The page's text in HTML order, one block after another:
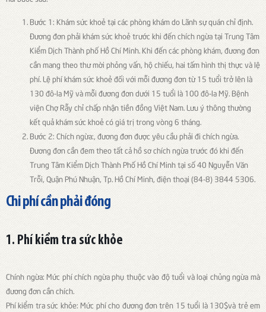
Bước 1: Khám sức khoẻ tại các phòng khám do Lãnh sự quán chỉ định.
Đương đơn phải khám sức khoẻ trước khi đến chích ngừa tại Trung Tâm
Kiểm Dịch Thành phố Hồ Chí Minh. Khi đến các phòng khám, đương đơn
cần mang theo thư mời phỏng vấn, hộ chiếu, hai tấm hình thị thực và lệ
phí. Lệ phí khám sức khoẻ đối với mỗi đương đơn từ 15 tuổi trở lên là
130 đô-la Mỹ và mỗi đương đơn dưới 15 tuổi là 100 đô-la Mỹ. Bệnh
viện Chợ Rẫy chỉ chấp nhận tiền đồng Việt Nam. Lưu ý thông thường
kết quả khám sức khoẻ có giá trị trong vòng 6 tháng.
Bước 2: Chích ngừa:, đương đơn được yêu cầu phải đi chích ngừa.
Đương đơn cần đem theo tất cả hồ sơ chích ngừa trước đó khi đến
Trung Tâm Kiểm Dịch Thành Phố Hồ Chí Minh tại số 40 Nguyễn Văn
Trỗi, Quận Phú Nhuận, Tp. Hồ Chí Minh, điện thoại (84-8) 3844 5306.
Chi phí cần phải đóng
1. Phí kiểm tra sức khỏe
Chính ngừa: Mức phí chích ngừa phụ thuộc vào độ tuổi và loại chủng ngừa mà
đương đơn cần chích.
Phí kiểm tra sức khỏe: Mức phí cho đương đơn trên 15 tuổi là 130$và trẻ em